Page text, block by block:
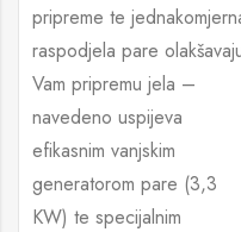
pripreme te
raspodjela pare
Vam pripremu jela –
navedeno uspijeva
efikasnim vanjskim
generatorom pare (3,3
KW) te specijalnim